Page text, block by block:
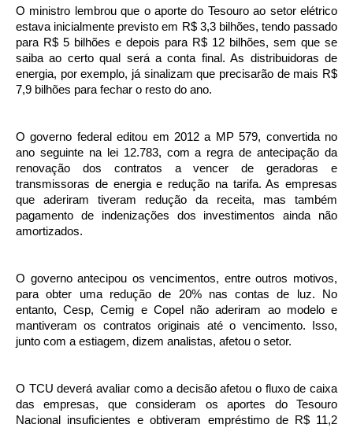
O ministro lembrou que o aporte do Tesouro ao setor elétrico
estava inicialmente previsto em R$ 3,3 bilhões, tendo passado
para R$ 5 bilhões e depois para R$ 12 bilhões, sem que se
saiba ao certo qual será a conta final. As distribuidoras de
energia, por exemplo, já sinalizam que precisarão de mais R$
7,9 bilhões para fechar o resto do ano.
O governo federal editou em 2012 a MP 579, convertida no
ano seguinte na lei 12.783, com a regra de antecipação da
renovação dos contratos a vencer de geradoras e
transmissoras de energia e redução na tarifa. As empresas
que aderiram tiveram redução da receita, mas também
pagamento de indenizações dos investimentos ainda não
amortizados.
O governo antecipou os vencimentos, entre outros motivos,
para obter uma redução de 20% nas contas de luz. No
entanto, Cesp, Cemig e Copel não aderiram ao modelo e
mantiveram os contratos originais até o vencimento. Isso,
junto com a estiagem, dizem analistas, afetou o setor.
O TCU deverá avaliar como a decisão afetou o fluxo de caixa
das empresas, que consideram os aportes do Tesouro
Nacional insuficientes e obtiveram empréstimo de R$ 11,2